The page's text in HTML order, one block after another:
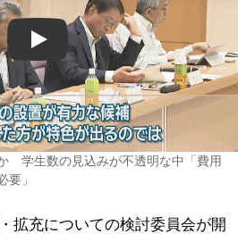
Play
学生数の見込みが不透明な中「費用
要」
拡充についての検討委員会が開